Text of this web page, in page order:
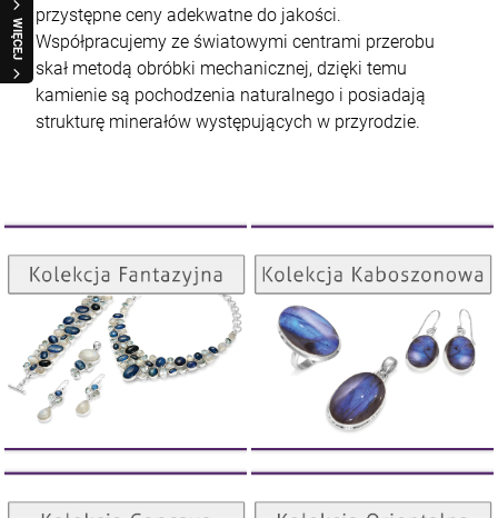
WIĘCEJ
przystępne ceny adekwatne do jakości.
Współpracujemy ze światowymi centrami przerobu
skał metodą obróbki mechanicznej, dzięki temu
kamienie są pochodzenia naturalnego i posiadają
strukturę minerałów występujących w przyrodzie.
Kolekcja Fantazyjna
ZOBACZ
Kolekcja Kaboszonowa
ZOBACZ
Kolekcja Concave Kolekcja Orientalna